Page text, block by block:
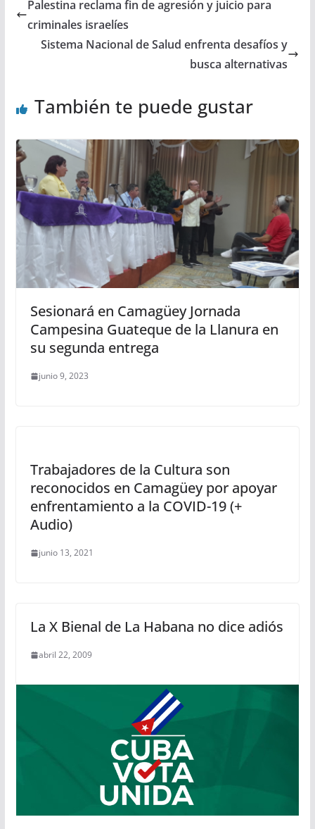
Palestina reclama fin de agresión y juicio para
criminales israelíes
Sistema Nacional de Salud enfrenta desafíos y
busca alternativas
También te puede gustar
Sesionará en Camagüey Jornada
Campesina Guateque de la Llanura en
su segunda entrega
junio 9, 2023
Trabajadores de la Cultura son
reconocidos en Camagüey por apoyar
enfrentamiento a la COVID-19 (+
Audio)
junio 13, 2021
La X Bienal de La Habana no dice adiós
abril 22, 2009